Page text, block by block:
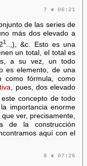
7 ❦ 06:21
de las series de
más dos elevado a
1..,), &c. Esto es una
un total, el total es
a su vez, un todo
es elemento, de una
como fórmula, como
, pues, dos elevado
concepto de todo
importancia enorme
ver, precisamente,
de la construcción
aquí con el
8 ❦ 07:26